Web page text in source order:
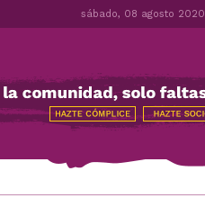
sábado, 08 agosto 2020